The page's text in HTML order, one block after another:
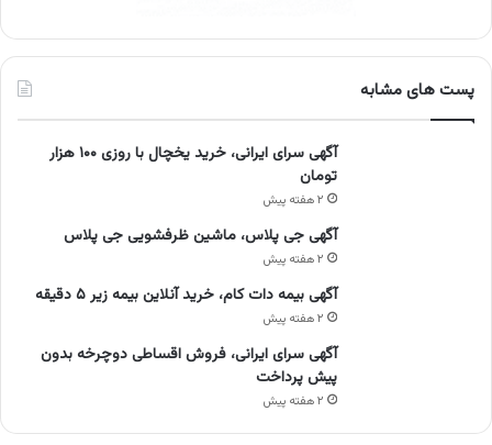
پست های مشابه
آگهی سرای ایرانی، خرید یخچال با روزی ۱۰۰ هزار
تومان
۲ هفته پیش
آگهی جی پلاس، ماشین ظرفشویی جی پلاس
۲ هفته پیش
آگهی بیمه دات کام، خرید آنلاین بیمه زیر ۵ دقیقه
۲ هفته پیش
آگهی سرای ایرانی، فروش اقساطی دوچرخه بدون
پیش پرداخت
۲ هفته پیش